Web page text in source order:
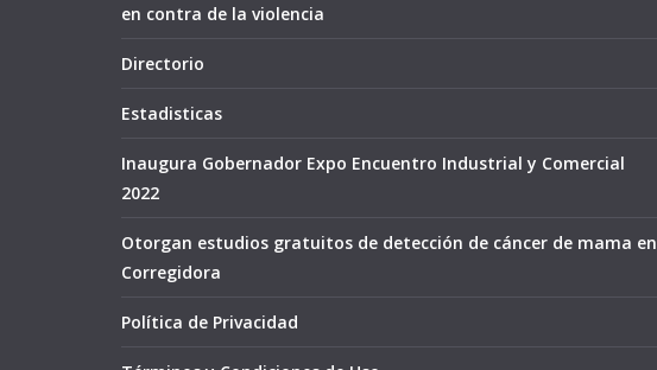
en contra de la violencia
Directorio
Estadisticas
Inaugura Gobernador Expo Encuentro Industrial y Comercial
2022
Otorgan estudios gratuitos de detección de cáncer de mama en
Corregidora
Política de Privacidad